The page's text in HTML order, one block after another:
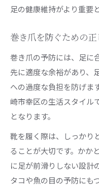
足の健康維持がより重要
巻き爪を防ぐための
巻き爪の予防には、足に
先に適度な余裕があり、
への過度な負担を防げま
崎市幸区の生活スタイル
となります。
靴を履く際は、しっかり
ることが大切です。かか
に足が前滑りしない設計
タコや魚の目の予防にも